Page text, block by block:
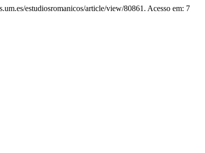
estudiosromanicos/article/view/80861. Acesso em: 7